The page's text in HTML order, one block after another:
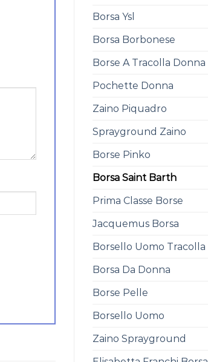
Borsa Ysl
Borsa Borbonese
Borse A Tracolla Donna
Pochette Donna
Zaino Piquadro
Sprayground Zaino
Borse Pinko
Borsa Saint Barth
Prima Classe Borse
Jacquemus Borsa
Borsello Uomo Tracolla
Borsa Da Donna
Borse Pelle
Borsello Uomo
Zaino Sprayground